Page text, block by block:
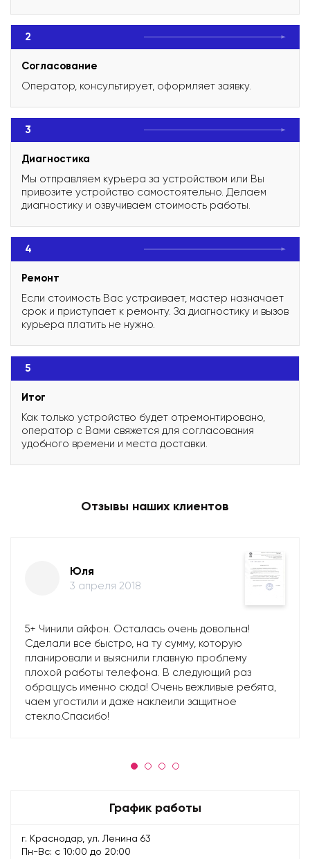
2
Согласование
Оператор, консультирует, оформляет заявку.
3
Диагностика
Мы отправляем курьера за устройством или Вы
привозите устройство самостоятельно. Делаем
диагностику и озвучиваем стоимость работы.
4
Ремонт
Если стоимость Вас устраивает, мастер назначает
срок и приступает к ремонту. За диагностику и вызов
курьера платить не нужно.
5
Итог
Как только устройство будет отремонтировано,
оператор с Вами свяжется для согласования
удобного времени и места доставки.
Отзывы наших клиентов
Юля
3 апреля 2018
5+ Чинили айфон. Осталась очень довольна!
Сделали все быстро, на ту сумму, которую
планировали и выяснили главную проблему
плохой работы телефона. В следующий раз
обращусь именно сюда! Очень вежливые ребята,
чаем угостили и даже наклеили защитное
стекло.Спасибо!
График работы
г. Краснодар, ул. Ленина 63
Пн-Вс: с 10:00 до 20:00